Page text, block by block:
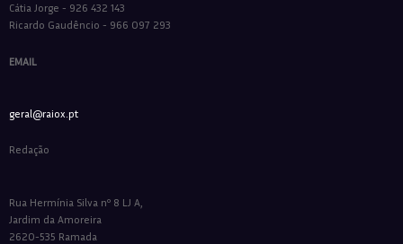
Cátia Jorge - 926 432 143
Ricardo Gaudêncio - 966 097 293
EMAIL
geral@raiox.pt
Redação
Rua Hermínia Silva nº 8 LJ A,
Jardim da Amoreira
2620-535 Ramada